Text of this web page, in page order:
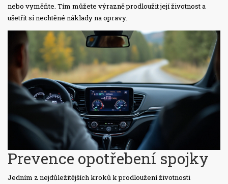
nebo vyměňte. Tím můžete výrazně prodloužit její životnost a
ušetřit si nechtěné náklady na opravy.
Prevence opotřebení spojky
Jedním z nejdůležitějších kroků k prodloužení životnosti